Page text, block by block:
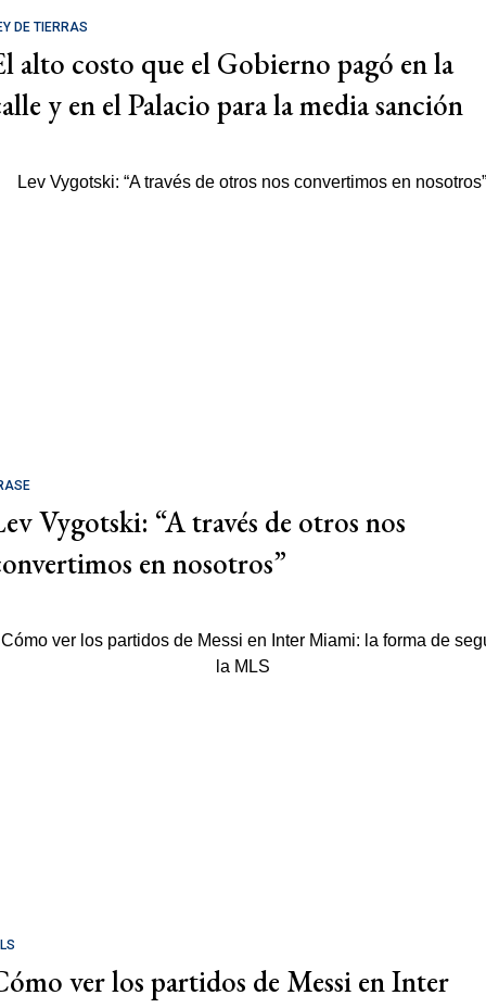
DE TIERRAS
alto costo que el Gobierno pagó en la
y en el Palacio para la media sanción
Vygotski: “A través de otros nos
en nosotros”
ver los partidos de Messi en Inter